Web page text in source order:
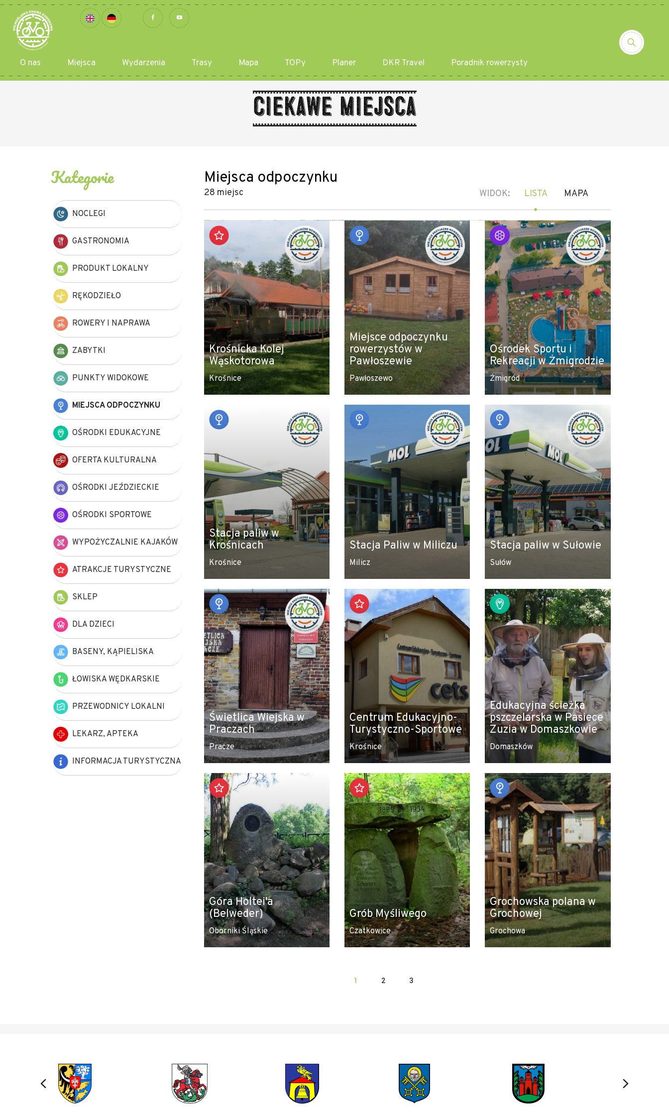
O nas Miejsca Wydarzenia Trasy Mapa TOPy Planer DKR Travel Poradnik rowerzysty
Ciekawe miejsca
Miejsca odpoczynku
28 miejsc WIDOK: LISTA MAPA
+
−
Leaflet| © Amistad
Krośnicka Kolej
Wąskotorowa
Krośnice
Miejsce odpoczynku
rowerzystów w
Pawłoszewie
Pawłoszewo
Ośrodek Sportu i
Rekreacji w Żmigrodzie
Żmigród
Stacja paliw w
Krośnicach
Krośnice
Stacja Paliw w Miliczu
Milicz
Stacja paliw w Sułowie
Sułów
Świetlica Wiejska w
Praczach
Pracze
Centrum Edukacyjno-
Turystyczno-Sportowe
Krośnice
Edukacyjna ścieżka
pszczelarska w Pasiece
Zuzia w Domaszkowie
Domaszków
Góra Holtei'a
(Belweder)
Oborniki Śląskie
Grób Myśliwego
Czatkowice
Grochowska polana w
Grochowej
Grochowa
1 2 3
Kategorie
NOCLEGI
GASTRONOMIA
PRODUKT LOKALNY
RĘKODZIEŁO
ROWERY I NAPRAWA
ZABYTKI
PUNKTY WIDOKOWE
MIEJSCA ODPOCZYNKU
OŚRODKI EDUKACYJNE
OFERTA KULTURALNA
OŚRODKI JEŹDZIECKIE
OŚRODKI SPORTOWE
WYPOŻYCZALNIE KAJAKÓW
ATRAKCJE TURYSTYCZNE
SKLEP
DLA DZIECI
BASENY, KĄPIELISKA
ŁOWISKA WĘDKARSKIE
PRZEWODNICY LOKALNI
LEKARZ, APTEKA
INFORMACJA TURYSTYCZNA